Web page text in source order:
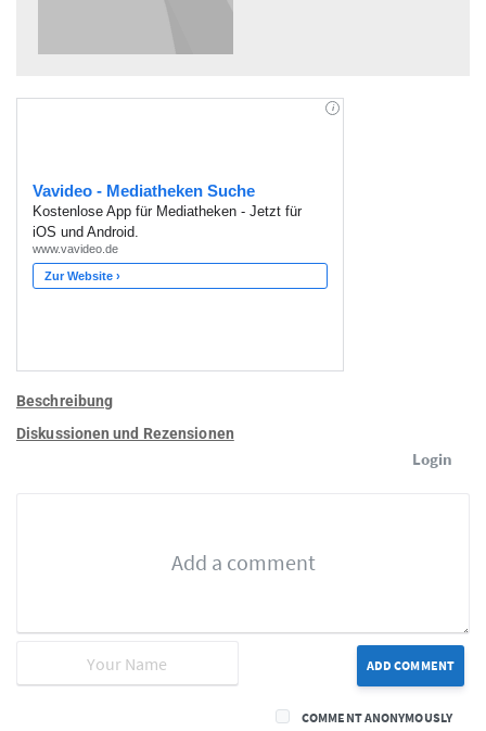
Beschreibung
Diskussionen und Rezensionen
Login
ADD COMMENT
COMMENT ANONYMOUSLY